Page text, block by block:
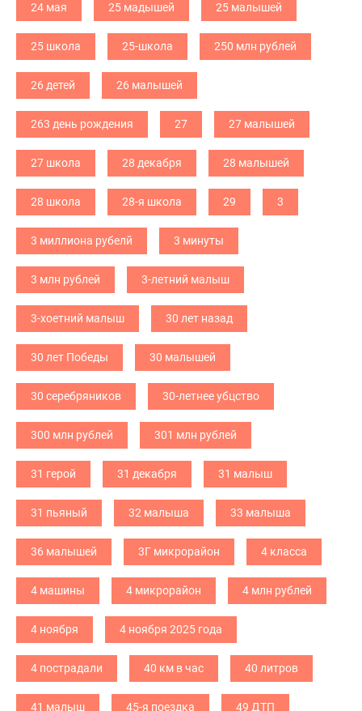
24 мая 25 мадышей 25 малышей
25 школа 25-школа 250 млн рублей
26 детей 26 малышей
263 день рождения 27 27 малышей
27 школа 28 декабря 28 малышей
28 школа 28-я школа 29 3
3 миллиона рубелй 3 минуты
3 млн рублей 3-летний малыш
3-хоетний малыш 30 лет назад
30 лет Победы 30 малышей
30 серебряников 30-летнее убцство
300 млн рублей 301 млн рублей
31 герой 31 декабря 31 малыш
31 пьяный 32 малыша 33 малыша
36 малышей 3Г микрорайон 4 класса
4 машины 4 микрорайон 4 млн рублей
4 ноября 4 ноября 2025 года
4 пострадали 40 км в час 40 литров
41 малыш 45-я поездка 49 ДТП